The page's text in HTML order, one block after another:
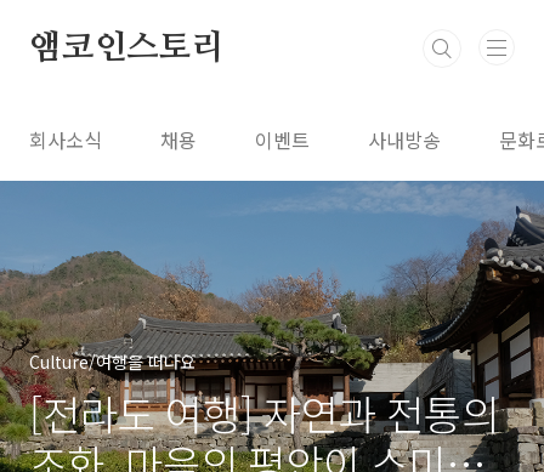
앰코인스토리
회사소식 채용 이벤트 사내방송 문화
Culture/여행을 떠나요
[전라도 여행] 자연과 전통의